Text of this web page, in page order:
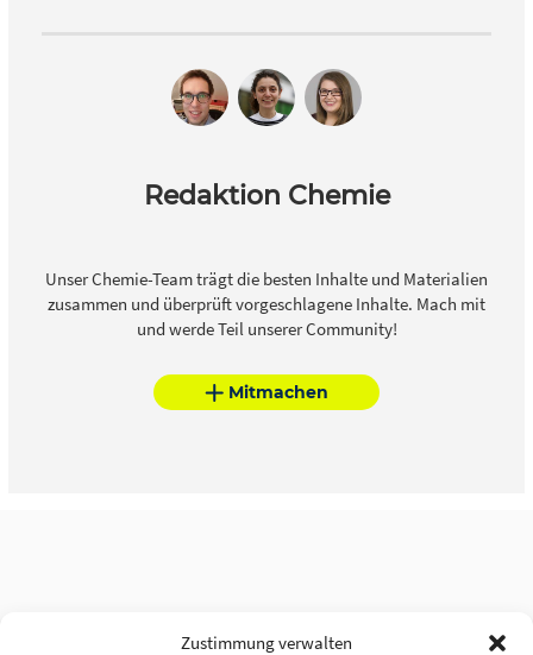
Zustimmung verwalten
Redaktion Chemie
Unser Chemie-Team trägt die besten Inhalte und Materialien
zusammen und überprüft vorgeschlagene Inhalte. Mach mit
und werde Teil unserer Community!
Mitmachen